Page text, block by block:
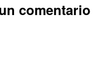
comentario